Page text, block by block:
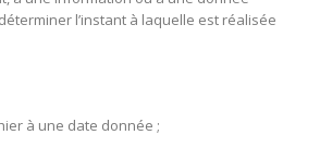
l’instant à laquelle est réalisée
à une date donnée ;